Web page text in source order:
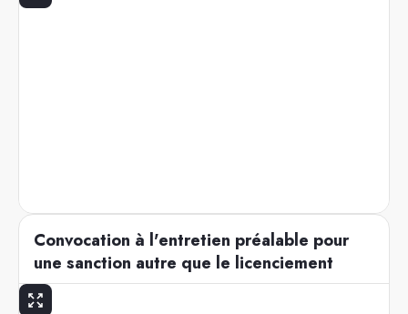
Convocation à l'entretien préalable pour
une sanction autre que le licenciement